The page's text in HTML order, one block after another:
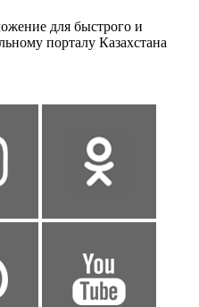
для быстрого и
порталу Казахстана